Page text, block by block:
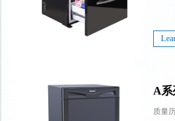
A系